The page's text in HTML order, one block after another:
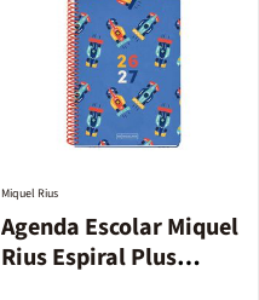
Agenda Escolar Miquel
Rius Espiral Plus
Miquel Rius